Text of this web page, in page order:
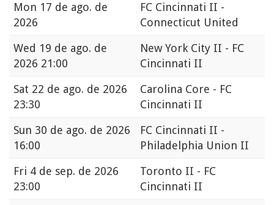
Mon 17 de ago. de
2026
FC Cincinnati II -
Connecticut United
Wed 19 de ago. de
2026 21:00
New York City II - FC
Cincinnati II
Sat 22 de ago. de 2026
23:30
Carolina Core - FC
Cincinnati II
Sun 30 de ago. de 2026
16:00
FC Cincinnati II -
Philadelphia Union II
Fri 4 de sep. de 2026
23:00
Toronto II - FC
Cincinnati II